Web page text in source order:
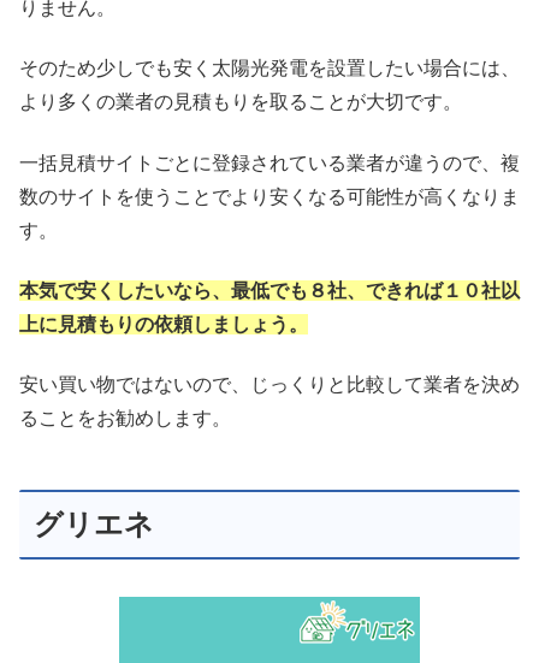
りません。
そのため少しでも安く太陽光発電を設置したい場合には、
より多くの業者の見積もりを取ることが大切です。
一括見積サイトごとに登録されている業者が違うので、複
数のサイトを使うことでより安くなる可能性が高くなりま
す。
本気で安くしたいなら、最低でも８社、できれば１０社以
上に見積もりの依頼しましょう。
安い買い物ではないので、じっくりと比較して業者を決め
ることをお勧めします。
グリエネ